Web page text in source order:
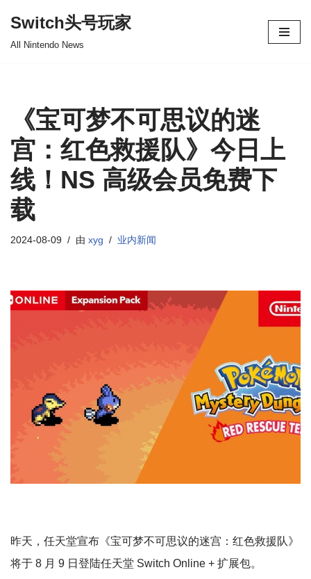
Switch头号玩家
All Nintendo News
《宝可梦不可思议的迷
宫：红色救援队》今日上
线！NS 高级会员免费下
载
2024-08-09 由 xyg 业内新闻
昨天，任天堂宣布《宝可梦不可思议的迷宫：红色救援队》
将于 8 月 9 日登陆任天堂 Switch Online + 扩展包。